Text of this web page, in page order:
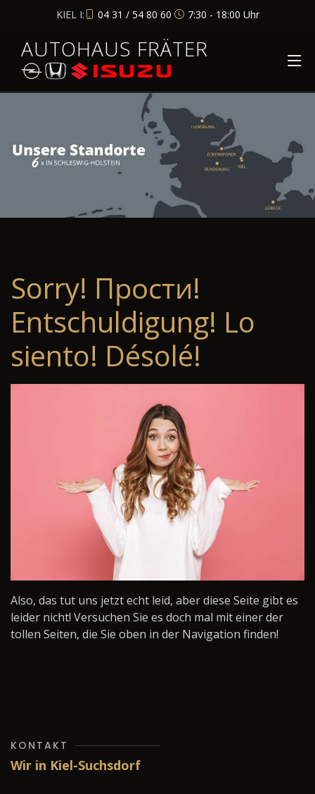
KIEL I: 04 31 / 54 80 60 7:30 - 18:00 Uhr
AUTOHAUS FRÄTER
Sorry! Прости!
Entschuldigung! Lo
siento! Désolé!
Also, das tut uns jetzt echt leid, aber diese Seite gibt es
leider nicht! Versuchen Sie es doch mal mit einer der
tollen Seiten, die Sie oben in der Navigation finden!
KONTAKT
Wir in Kiel-Suchsdorf